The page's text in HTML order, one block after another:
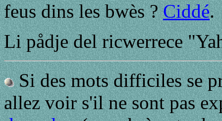
feus dins les bwès ?Ciddé.
Li pådje del ricwerrece
Si des mots difficiles se
allez voir s'il ne sont pas